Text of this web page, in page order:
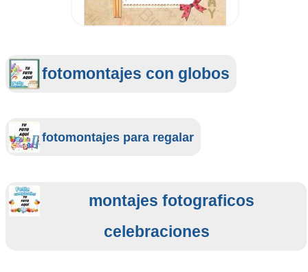
fotomontajes con globos
fotomontajes para regalar
montajes fotograficos
celebraciones